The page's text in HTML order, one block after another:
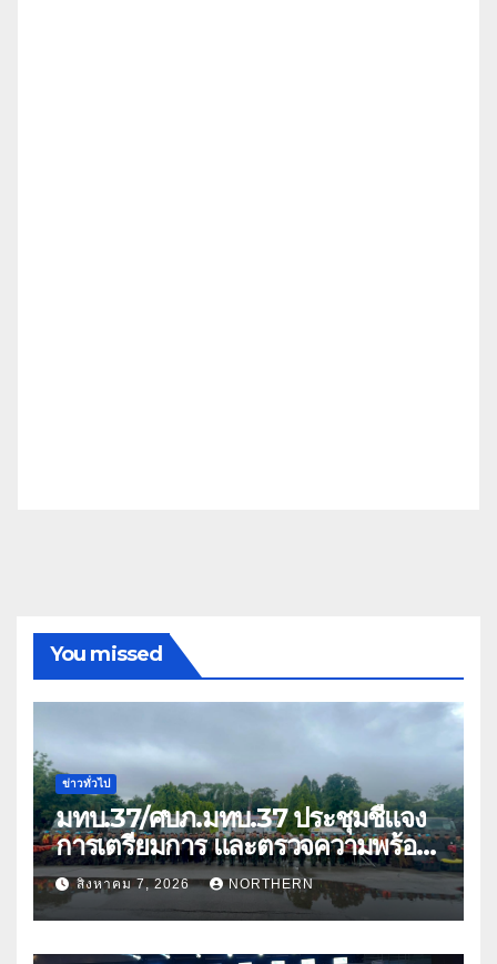
You missed
ข่าวทั่วไป
มทบ.37/ศบภ.มทบ.37 ประชุมชี้แจง
การเตรียมการ และตรวจความพร้อม
ด้านการบรรเทาสาธารณภัย
สิงหาคม 7, 2026 NORTHERN